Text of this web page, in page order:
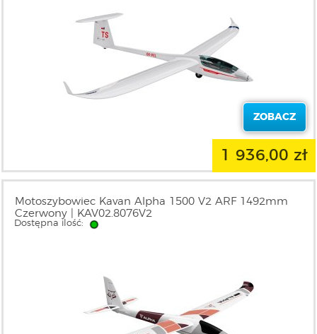
ZOBACZ
1 936,00 zł
Motoszybowiec Kavan Alpha 1500 V2 ARF 1492mm
Czerwony | KAV02.8076V2
Dostępna ilość: